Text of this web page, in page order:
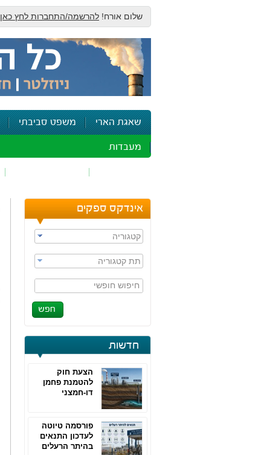
שלום אורח! להרשמה/התחברות לחץ כאן
שאגת הארי משפט סביבתי
מעבדות
אינדקס ספקים
קטגוריה
תת קטגוריה
חיפוש חופשי
חדשות
הצעת חוק
להטמנת פחמן
דו-חמצני
פורסמה טיוטה
לעדכון התנאים
בהיתר הרעלים